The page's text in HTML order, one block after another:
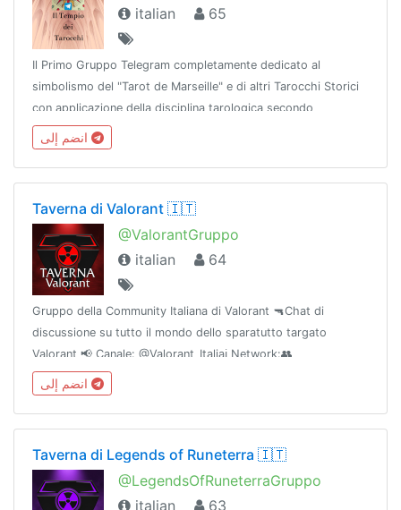
italian
65
Il Primo Gruppo Telegram completamente dedicato al
simbolismo del "Tarot de Marseille" e di altri Tarocchi Storici
con applicazione della disciplina tarologica secondo
Camoin/Jodo©e Accademia dei Tarocchi Bozzelli©. No spam,
18+
Taverna di Valorant 🇮🇹
@ValorantGruppo
italian
64
Gruppo della Community Italiana di Valorant 🔫Chat di
discussione su tutto il mondo dello sparatutto targato
Valorant 📢 Canale: @Valorant_Italiaℹ Network:👥
@TavernaCommunity🎧 Discord: discord.gg/KkhxZPX🌐
Powered by @TavernaNetwork
Taverna di Legends of Runeterra 🇮🇹
@LegendsOfRuneterraGruppo
italian
63